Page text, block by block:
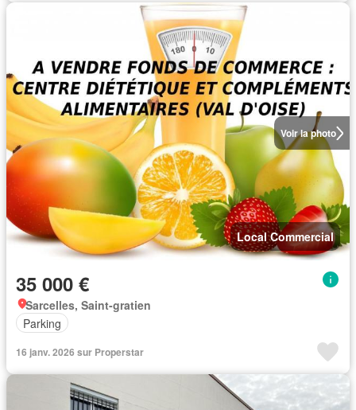
Voir la photo
Local Commercial
35 000 €
Sarcelles, Saint-gratien
Parking
16 janv. 2026 sur Properstar